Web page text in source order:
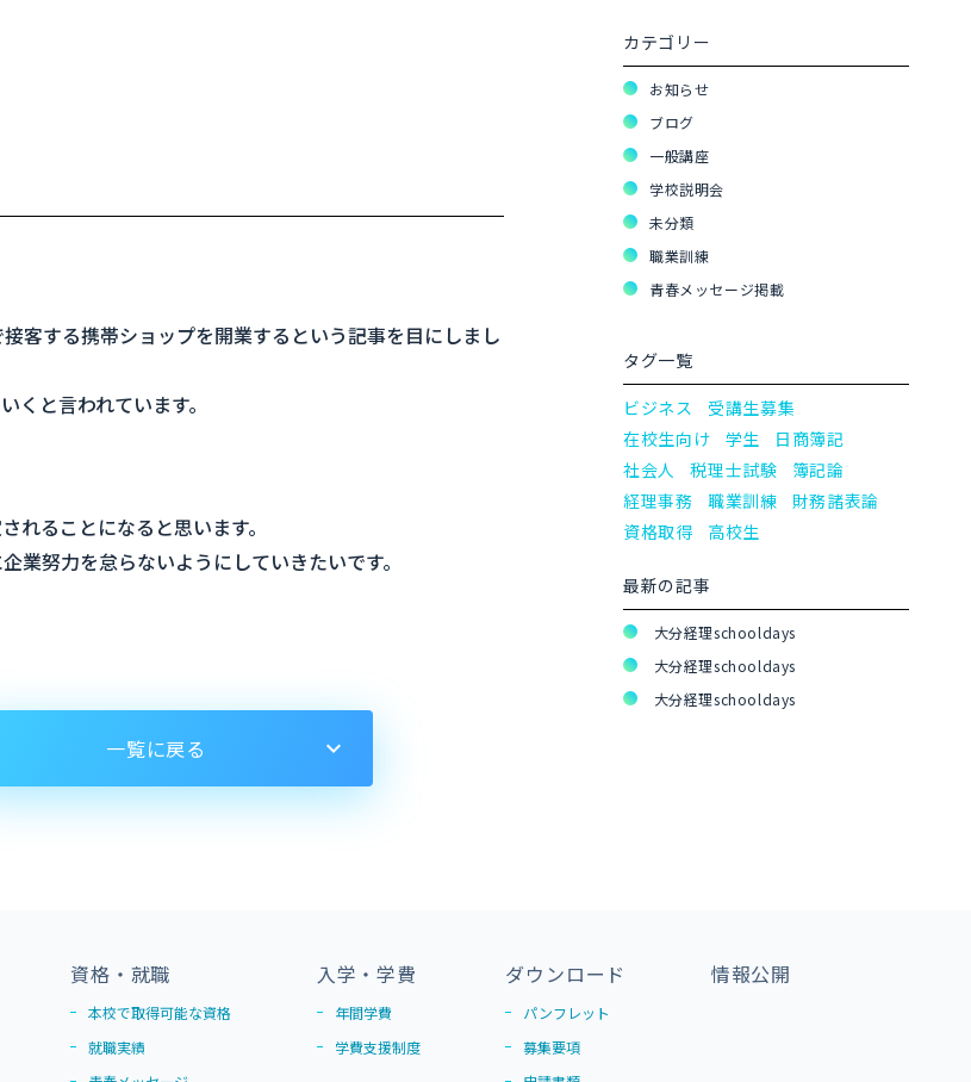
客する携帯ショップを開業するという記事を目にしまし
くと言われています。
れることになると思います。
業努力を怠らないようにしていきたいです。
カテゴリー
お知らせ
ブログ
一般講座
学校説明会
未分類
職業訓練
青春メッセージ掲載
タグ一覧
ビジネス
受講生募集
在校生向け
学生
日商簿記
社会人
税理士試験
簿記論
経理事務
職業訓練
財務諸表論
資格取得
高校生
最新の記事
大分経理schooldays
大分経理schooldays
大分経理schooldays
一覧に戻る
資格・就職
本校で取得可能な資格
就職実績
入学・学費
年間学費
学費支援制度
ダウンロード
パンフレット
募集要項
情報公開